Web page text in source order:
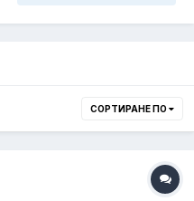
СОРТИРАНЕ ПО